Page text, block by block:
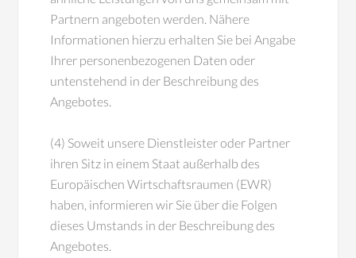
Partnern angeboten werden. Nähere
Informationen hierzu erhalten Sie bei Angabe
Ihrer personenbezogenen Daten oder
untenstehend in der Beschreibung des
Angebotes.
(4) Soweit unsere Dienstleister oder Partner
ihren Sitz in einem Staat außerhalb des
Europäischen Wirtschaftsraumen (EWR)
haben, informieren wir Sie über die Folgen
dieses Umstands in der Beschreibung des
Angebotes.